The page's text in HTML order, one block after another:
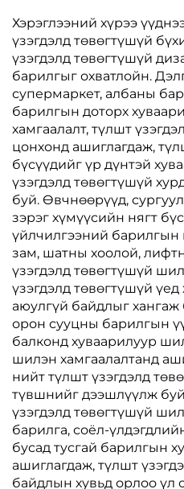
Хэрэглээний хүрээ
үзэгдэлд төвөгтүшүй
үзэгдэлд төвөгтүшүй
барилгыг охватлойн.
супермаркет, албаны
барилгын доторх
хамгаалалт, түлшт
цонхонд ашиглагдаж,
бүсүүдийг үр дүнтэй
үзэгдэлд төвөгтүшүй
буй. Өвчнөөрүүд,
зэрэг хүмүүсийн нягт
үйлчилгээний барилгын
зам, шатны хоолой,
үзэгдэлд төвөгтүшүй
үзэгдэлд төвөгтүшүй
аюулгүй байдлыг
орон сууцны барилгын
балконд хуваарилуур
шилэн хамгаалалтанд
нийт түлшт үзэгдэлд
түвшнийг дээшлүүлж
үзэгдэлд төвөгтүшүй
барилга, соёл-
бусад тусгай барилгын
ашиглагдаж, түлшт
байдлын хувьд орлоо үл